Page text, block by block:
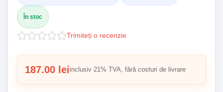
În stoc
Trimiteți o recenzie
187.00 leiinclusiv 21% TVA, fără costuri de livrare